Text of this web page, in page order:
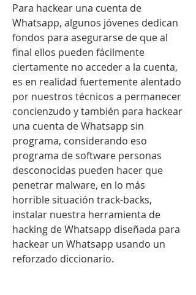
Para hackear una cuenta de
Whatsapp, algunos jóvenes dedican
fondos para asegurarse de que al
final ellos pueden fácilmente
ciertamente no acceder a la cuenta,
es en realidad fuertemente alentado
por nuestros técnicos a permanecer
concienzudo y también para hackear
una cuenta de Whatsapp sin
programa, considerando eso
programa de software personas
desconocidas pueden hacer que
penetrar malware, en lo más
horrible situación track-backs,
instalar nuestra herramienta de
hacking de Whatsapp diseñada para
hackear un Whatsapp usando un
reforzado diccionario.